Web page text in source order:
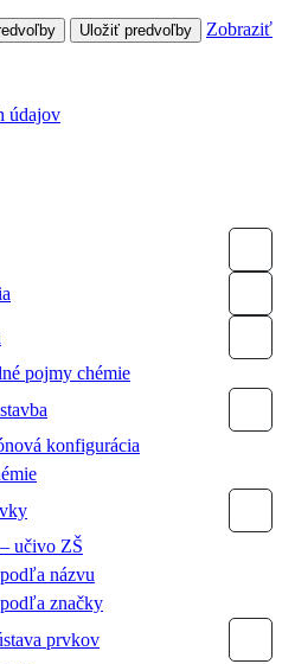
Uložiť predvoľby
Zobraziť
údajov
pojmy chémie
konfigurácia
učivo ZŠ
názvu
značky
prvkov